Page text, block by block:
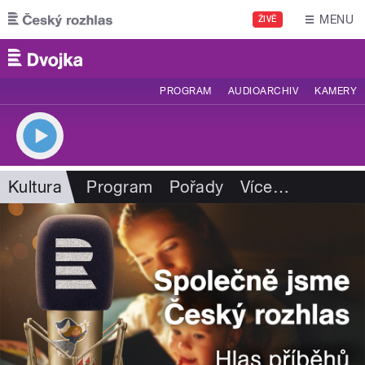
Přejít k hlavnímu obsahu
ŽIVĚ MENU
PROGRAM AUDIOARCHIV KAMERY
Kultura Program Pořady Více…